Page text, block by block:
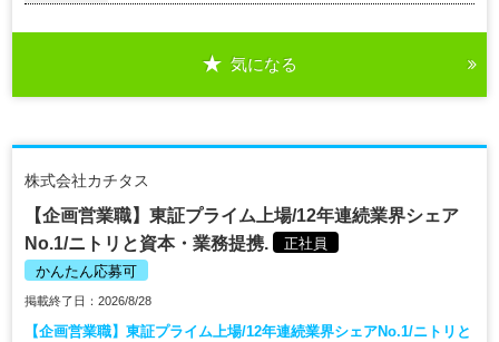
気になる
株式会社カチタス
【企画営業職】東証プライム上場/12年連続業界シェア
No.1/ニトリと資本・業務提携.
正社員
かんたん応募可
掲載終了日：2026/8/28
【企画営業職】東証プライム上場/12年連続業界シェアNo.1/ニトリと